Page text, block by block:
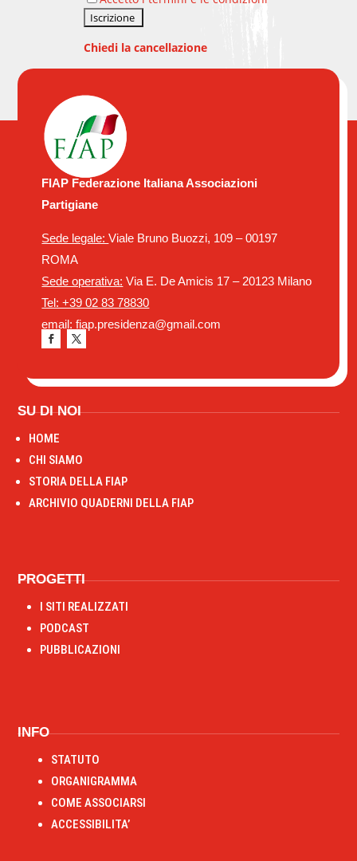
Chiedi la cancellazione
FIAP Federazione Italiana Associazioni
Partigiane
Sede legale:Viale Bruno Buozzi, 109 – 00197
ROMA
Sede operativa: Via E. De Amicis 17 – 20123 Milano
Tel: +39 02 83 78830
email: fiap.presidenza@gmail.com
SU DI NOI
HOME
CHI SIAMO
STORIA DELLA FIAP
ARCHIVIO QUADERNI DELLA FIAP
PROGETTI
I SITI REALIZZATI
PODCAST
PUBBLICAZIONI
INFO
STATUTO
ORGANIGRAMMA
COME ASSOCIARSI
ACCESSIBILITA’
Alto Contrasto
Modalità Scura
Disattiva Immagini